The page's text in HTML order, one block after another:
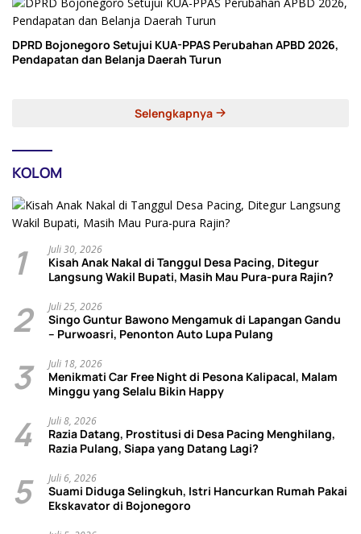
DPRD Bojonegoro Setujui KUA-PPAS Perubahan APBD 2026,
Pendapatan dan Belanja Daerah Turun
Selengkapnya
KOLOM
1 Juli 30, 2026
Kisah Anak Nakal di Tanggul Desa Pacing, Ditegur
Langsung Wakil Bupati, Masih Mau Pura-pura Rajin?
2 Juli 25, 2026
Singo Guntur Bawono Mengamuk di Lapangan Gandu
– Purwoasri, Penonton Auto Lupa Pulang
3 Juli 18, 2026
Menikmati Car Free Night di Pesona Kalipacal, Malam
Minggu yang Selalu Bikin Happy
4 Juli 8, 2026
Razia Datang, Prostitusi di Desa Pacing Menghilang,
Razia Pulang, Siapa yang Datang Lagi?
5 Juli 6, 2026
Suami Diduga Selingkuh, Istri Hancurkan Rumah Pakai
Ekskavator di Bojonegoro